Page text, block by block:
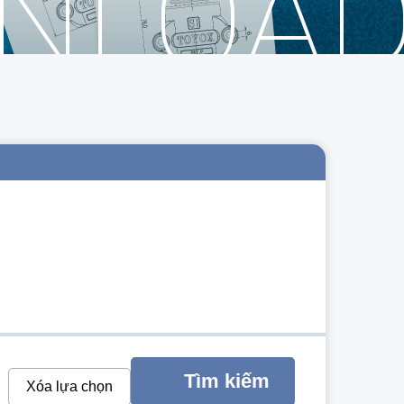
Xóa lựa chọn Tìm kiếm